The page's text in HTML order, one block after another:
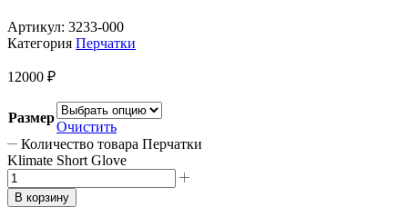
Артикул: 3233-000
Категория Перчатки
12000 ₽
Размер
Очистить
Количество товара Перчатки
Klimate Short Glove
В корзину